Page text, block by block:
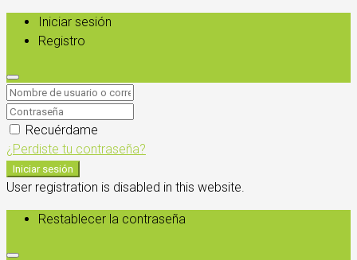
Iniciar sesión
Registro
Recuérdame
¿Perdiste tu contraseña?
Iniciar sesión
User registration is disabled in this website.
Restablecer la contraseña